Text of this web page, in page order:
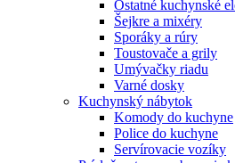
Ostatné kuchynské
Šejkre a mixéry
Sporáky a rúry
Toustovače a grily
Umývačky riadu
Varné dosky
Kuchynský nábytok
Komody do kuchyne
Police do kuchyne
Servírovacie vozíky